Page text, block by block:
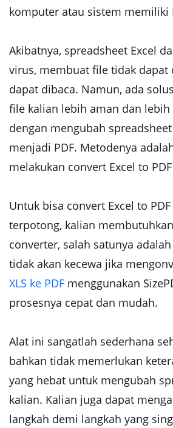
komputer atau sistem memiliki
Akibatnya, spreadsheet Excel
virus, membuat file tidak dapat
dapat dibaca. Namun, ada
file kalian lebih aman dan lebih
dengan mengubah
menjadi PDF. Metodenya
melakukan convert Excel to
Untuk bisa convert Excel to
terpotong, kalian
converter, salah satunya adalah
tidak akan kecewa jika
XLS ke PDF menggunakan
prosesnya cepat dan mudah.
Alat ini sangatlah sederhana
bahkan tidak memerlukan
yang hebat untuk mengubah
kalian. Kalian juga dapat
langkah demi langkah yang